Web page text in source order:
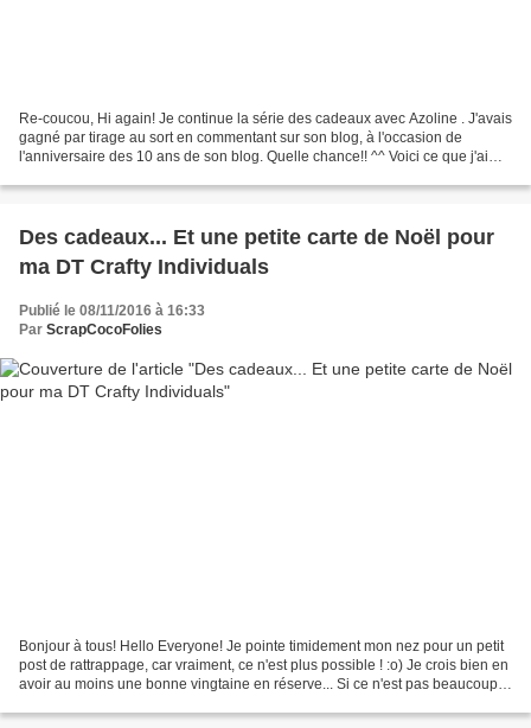
Re-coucou, Hi again! Je continue la série des cadeaux avec Azoline . J'avais
gagné par tirage au sort en commentant sur son blog, à l'occasion de
l'anniversaire des 10 ans de son blog. Quelle chance!! ^^ Voici ce que j'ai
Des cadeaux... Et une petite carte de Noël pour
ma DT Crafty Individuals
Publié le 08/11/2016 à 16:33
Par ScrapCocoFolies
Bonjour à tous! Hello Everyone! Je pointe timidement mon nez pour un petit
post de rattrappage, car vraiment, ce n'est plus possible ! :o) Je crois bien en
avoir au moins une bonne vingtaine en réserve... Si ce n'est pas beaucoup